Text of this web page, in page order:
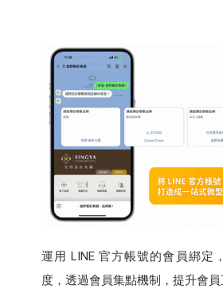
運用 LINE 官方帳號的會員綁定
度，透過會員集點機制，提升會